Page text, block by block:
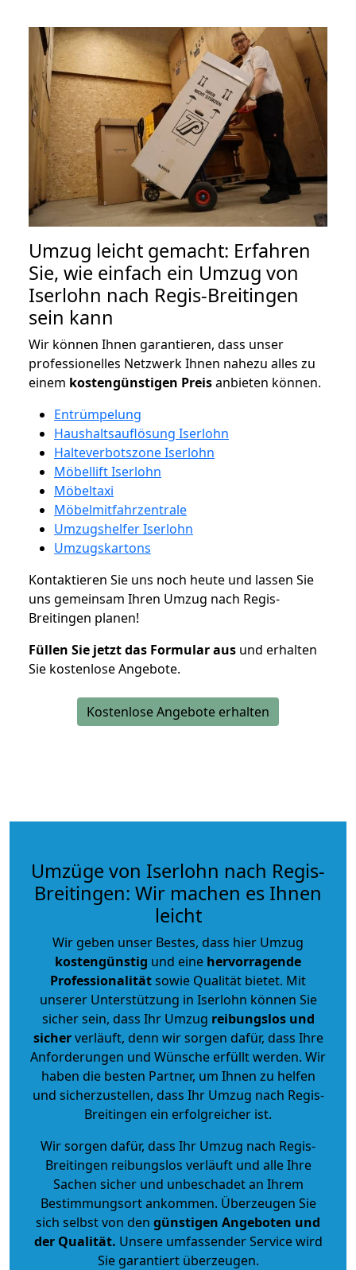
Umzug leicht gemacht: Erfahren
Sie, wie einfach ein Umzug von
Iserlohn nach Regis-Breitingen
sein kann
Wir können Ihnen garantieren, dass unser
professionelles Netzwerk Ihnen nahezu alles zu
einem kostengünstigen Preisanbieten können.
Entrümpelung
Haushaltsauflösung Iserlohn
Halteverbotszone Iserlohn
Möbellift Iserlohn
Möbeltaxi
Möbelmitfahrzentrale
Umzugshelfer Iserlohn
Umzugskartons
Kontaktieren Sie uns noch heute und lassen Sie
uns gemeinsam Ihren Umzug nach Regis-
Breitingen planen!
Füllen Sie jetzt das Formular aus und erhalten
Sie kostenlose Angebote.
Kostenlose Angebote erhalten
Umzüge von Iserlohn nach Regis-
Breitingen: Wir machen es Ihnen
leicht
Wir geben unser Bestes, dass hier Umzug
kostengünstig und eine hervorragende
Professionalitätsowie Qualität bietet. Mit
unserer Unterstützung in Iserlohn können Sie
sicher sein, dass Ihr Umzug reibungslos und
sicherverläuft, denn wir sorgen dafür, dass Ihre
Anforderungen und Wünsche erfüllt werden. Wir
haben die besten Partner, um Ihnen zu helfen
und sicherzustellen, dass Ihr Umzug nach Regis-
Breitingen ein erfolgreicher ist.
Wir sorgen dafür, dass Ihr Umzug nach Regis-
Breitingen reibungslos verläuft und alle Ihre
Sachen sicher und unbeschadet an Ihrem
Bestimmungsort ankommen. Überzeugen Sie
sich selbst von den günstigen Angeboten und
der Qualität. Unsere umfassender Service wird
Sie garantiert überzeugen.